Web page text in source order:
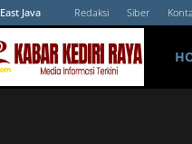
East Java Redaksi Siber